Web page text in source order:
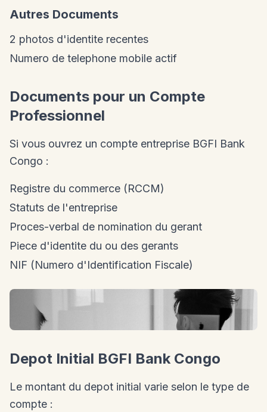
Autres Documents
2 photos d'identite recentes
Numero de telephone mobile actif
Documents pour un Compte
Professionnel
Si vous ouvrez un compte entreprise BGFI Bank
Congo :
Registre du commerce (RCCM)
Statuts de l'entreprise
Proces-verbal de nomination du gerant
Piece d'identite du ou des gerants
NIF (Numero d'Identification Fiscale)
Depot Initial BGFI Bank Congo
Le montant du depot initial varie selon le type de
compte :